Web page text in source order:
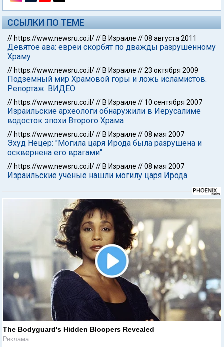
ССЫЛКИ ПО ТЕМЕ
// https://www.newsru.co.il/// В Израиле //08 августа 2011
Девятое ава: евреи скорбят по дважды разрушенному
Храму
// https://www.newsru.co.il/// В Израиле //23 октября 2009
Подземный мир Храмовой горы и ложь исламистов.
Репортаж. ВИДЕО
// https://www.newsru.co.il/// В Израиле // 10 сентября 2007
Израильские археологи обнаружили в Иерусалиме
водосток эпохи Второго Храма
// https://www.newsru.co.il/// В Израиле //08 мая 2007
Эхуд Нецер: "Могила царя Ирода была разрушена и
осквернена его врагами"
// https://www.newsru.co.il/// В Израиле //08 мая 2007
Израильские ученые нашли могилу царя Ирода
The Bodyguard's Hidden Bloopers Revealed
Реклама